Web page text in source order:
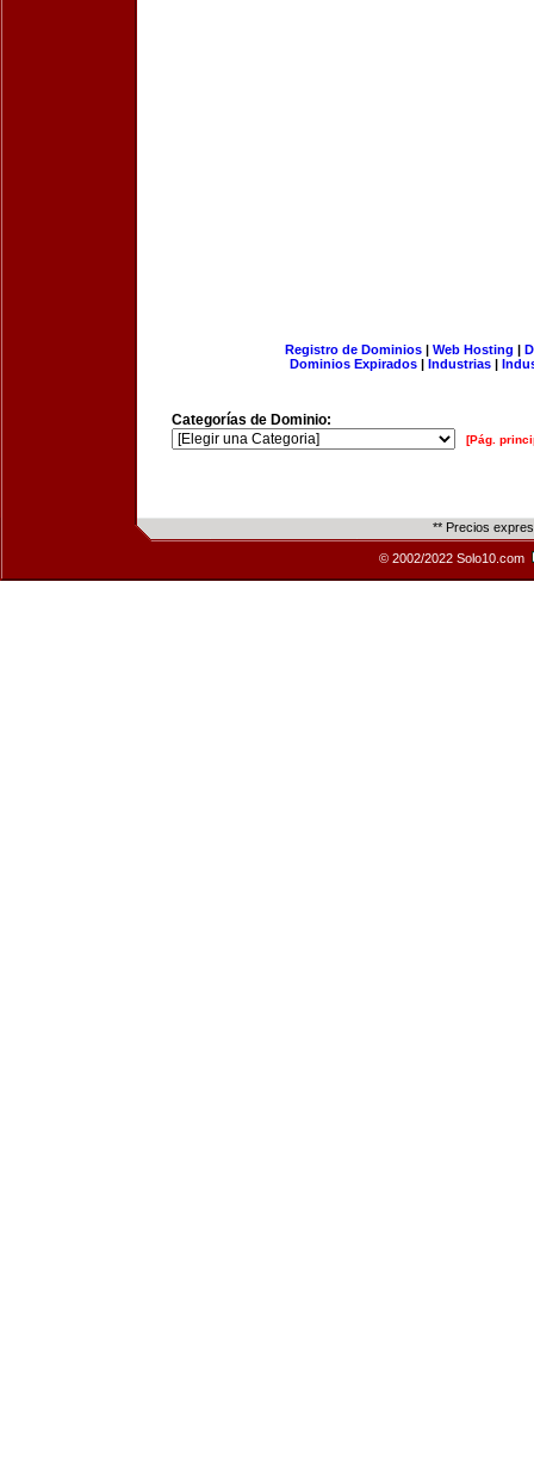
Registro de Dominios| Web Hosting |
Dominios Expirados | Industrias |
Categorías de Dominio:
[Pág.
** Precios
© 2002/2022 Solo10.com